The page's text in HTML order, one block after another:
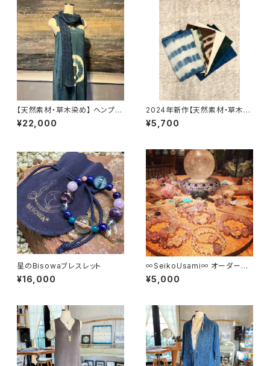
【天然素材・草木染め】 ヘンプオ
ーガニックコットンリネンストー
ル
¥22,000
2024年新作【天然素材・草木染
め】フンドシ ヘンプシルク
¥5,700
星のBisowaブレスレット
¥16,000
∞SeikoUsami∞ オーダーメ
イドBisowa Jewelry
¥5,000